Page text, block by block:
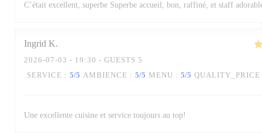
C’était excellent, superbe Superbe accueil, bon, raffiné, et staff
Ingrid K
2026-07-03 - 19:30 - GUESTS 5
SERVICE : 5/5 AMBIENCE : 5/5 MENU : 5/5 QUALITY_PRICE
Une excellente cuisine et service toujours au top!